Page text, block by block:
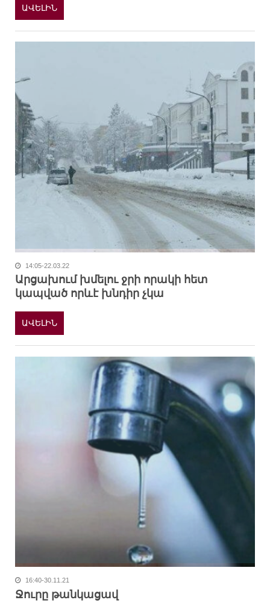
ԱՎԵԼԻՆ
14:05-22.03.22
Արցախում խմելու ջրի որակի հետ
կապված որևէ խնդիր չկա
ԱՎԵԼԻՆ
16:40-30.11.21
Ջուրը թանկացավ